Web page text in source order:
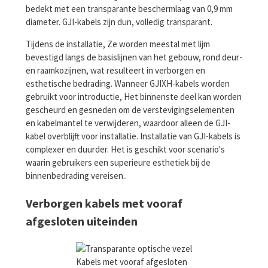
bedekt met een transparante beschermlaag van 0,9 mm
diameter. GJI-kabels zijn dun, volledig transparant.
Tijdens de installatie, Ze worden meestal met lijm
bevestigd langs de basislijnen van het gebouw, rond deur-
en raamkozijnen, wat resulteert in verborgen en
esthetische bedrading. Wanneer GJIXH-kabels worden
gebruikt voor introductie, Het binnenste deel kan worden
gescheurd en gesneden om de verstevigingselementen
en kabelmantel te verwijderen, waardoor alleen de GJI-
kabel overblijft voor installatie. Installatie van GJI-kabels is
complexer en duurder. Het is geschikt voor scenario's
waarin gebruikers een superieure esthetiek bij de
binnenbedrading vereisen..
Verborgen kabels met vooraf
afgesloten uiteinden
Kabels met vooraf afgesloten